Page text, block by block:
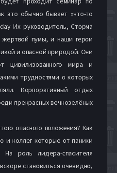
это обычно бывает «что-то
Их руководитель, Сторма
жертвой пумы, и наши герои
и опасной природой. Они
цивилизованного мира и
трудностями о которых
Корпоративный отдых
прекрасных вечнозелёных
опасного положения? Как
и коллег которые от паники
роль лидера-спасителя
становиться очевидно,